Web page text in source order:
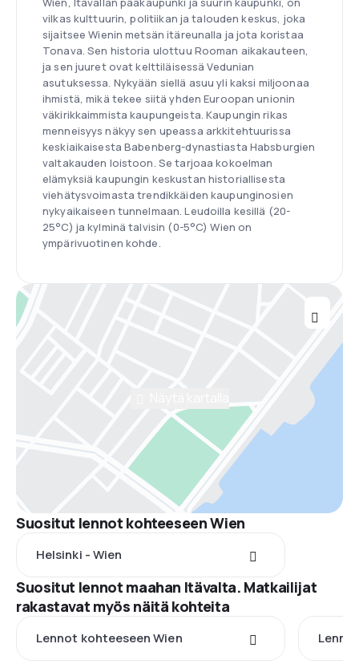
vilkas kulttuurin, politiikan ja talouden keskus, joka
sijaitsee Wienin metsän itäreunalla ja jota koristaa
Tonava. Sen historia ulottuu Rooman aikakauteen,
ja sen juuret ovat kelttiläisessä Vedunian
asutuksessa. Nykyään siellä asuu yli kaksi miljoonaa
ihmistä, mikä tekee siitä yhden Euroopan unionin
väkirikkaimmista kaupungeista. Kaupungin rikas
menneisyys näkyy sen upeassa arkkitehtuurissa
keskiaikaisesta Babenberg-dynastiasta Habsburgien
valtakauden loistoon. Se tarjoaa kokoelman
elämyksiä kaupungin keskustan historiallisesta
viehätysvoimasta trendikkäiden kaupunginosien
nykyaikaiseen tunnelmaan. Leudoilla kesillä (20-
25°C) ja kylminä talvisin (0-5°C) Wien on
ympärivuotinen kohde.
Suositut lennot kohteeseen Wien
Helsinki - Wien
Suositut lennot maahan Itävalta. Matkailijat
rakastavat myös näitä kohteita
Lennot kohteeseen Wien